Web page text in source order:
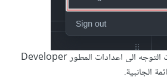
في صفحة الاعدادات التوجه الى اعدادات المطور Developer